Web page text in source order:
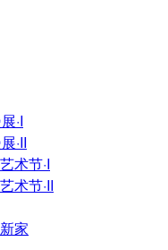
·I
·II
术节·I
术节·II
家